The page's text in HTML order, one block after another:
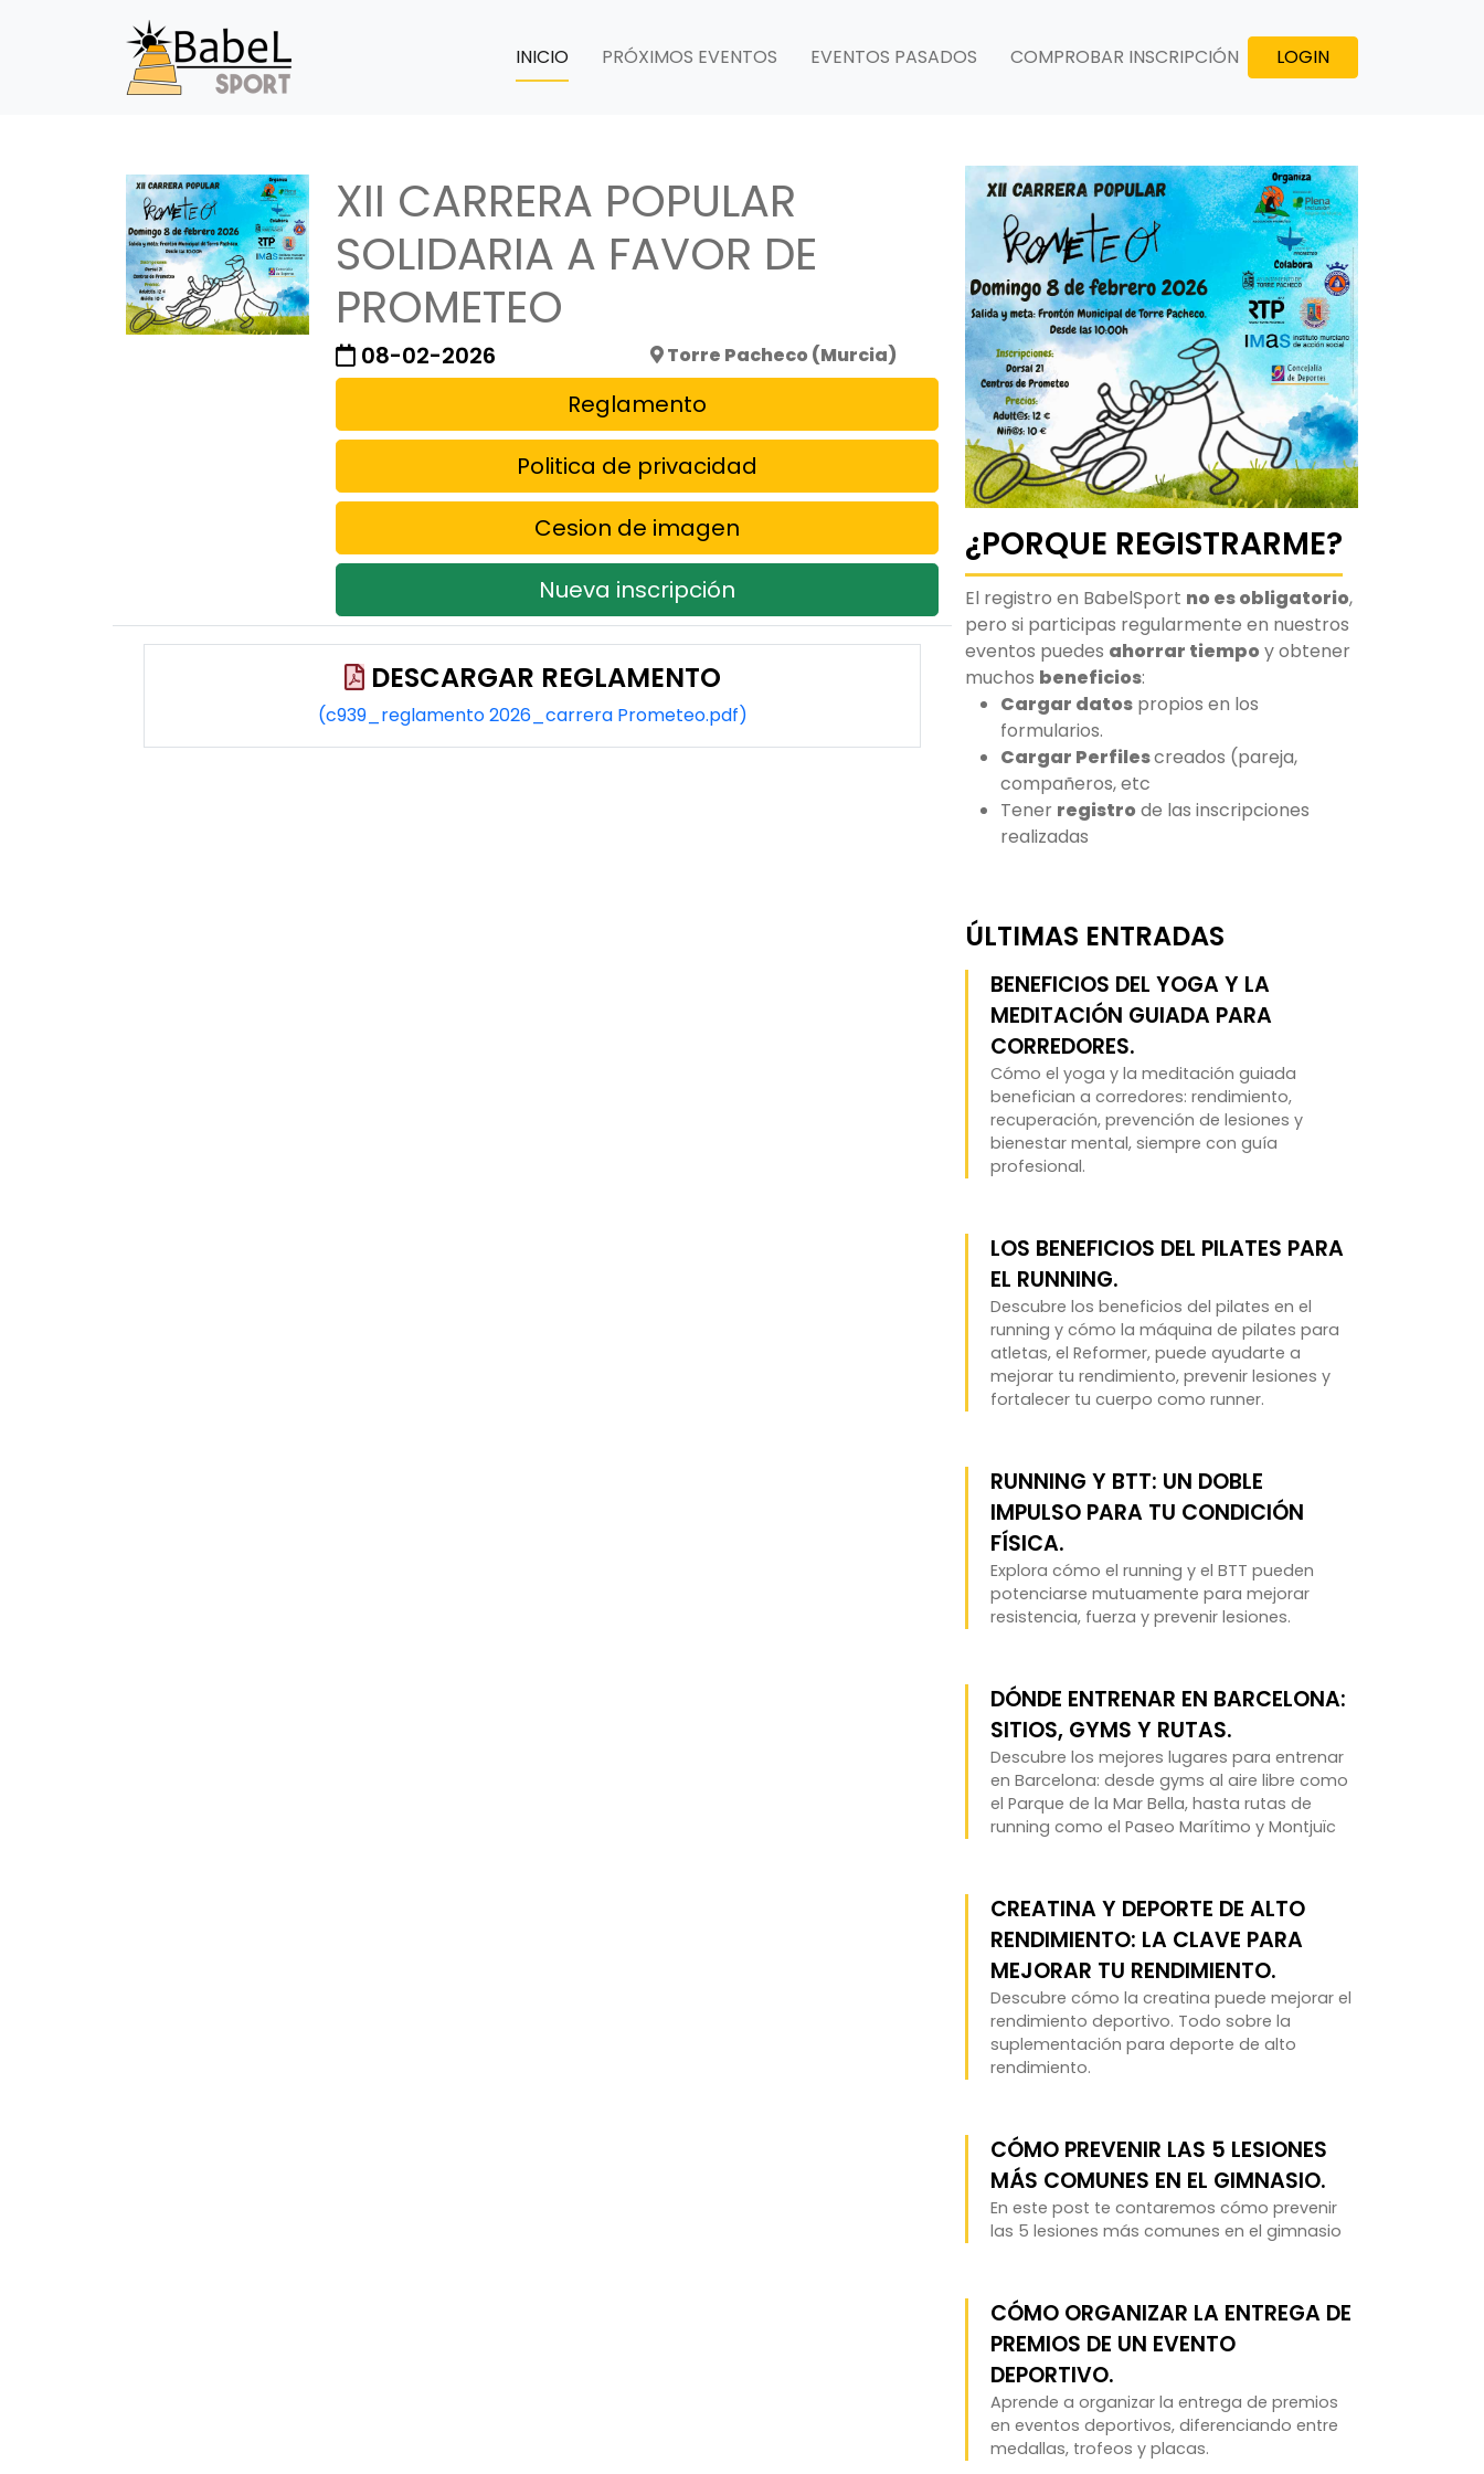
INICIO PRÓXIMOS EVENTOS EVENTOS PASADOS COMPROBAR INSCRIPCIÓN LOGIN
XII CARRERA POPULAR
SOLIDARIA A FAVOR DE
PROMETEO
08-02-2026 Torre Pacheco (Murcia)
Reglamento
Politica de privacidad
Cesion de imagen
Nueva inscripción
DESCARGAR REGLAMENTO
(c939_reglamento 2026_carrera Prometeo.pdf)
¿PORQUE REGISTRARME?
El registro en BabelSport no es obligatorio,
pero si participas regularmente en nuestros
eventos puedes ahorrar tiempo y obtener
muchos beneficios:
Cargar datos propios en los
formularios.
Cargar Perfilescreados (pareja,
compañeros, etc
Tener registro de las inscripciones
realizadas
ÚLTIMAS ENTRADAS
BENEFICIOS DEL YOGA Y LA
MEDITACIÓN GUIADA PARA
CORREDORES.
Cómo el yoga y la meditación guiada
benefician a corredores: rendimiento,
recuperación, prevención de lesiones y
bienestar mental, siempre con guía
profesional.
LOS BENEFICIOS DEL PILATES PARA
EL RUNNING.
Descubre los beneficios del pilates en el
running y cómo la máquina de pilates para
atletas, el Reformer, puede ayudarte a
mejorar tu rendimiento, prevenir lesiones y
fortalecer tu cuerpo como runner.
RUNNING Y BTT: UN DOBLE
IMPULSO PARA TU CONDICIÓN
FÍSICA.
Explora cómo el running y el BTT pueden
potenciarse mutuamente para mejorar
resistencia, fuerza y prevenir lesiones.
DÓNDE ENTRENAR EN BARCELONA:
SITIOS, GYMS Y RUTAS.
Descubre los mejores lugares para entrenar
en Barcelona: desde gyms al aire libre como
el Parque de la Mar Bella, hasta rutas de
running como el Paseo Marítimo y Montjuïc
CREATINA Y DEPORTE DE ALTO
RENDIMIENTO: LA CLAVE PARA
MEJORAR TU RENDIMIENTO.
Descubre cómo la creatina puede mejorar el
rendimiento deportivo. Todo sobre la
suplementación para deporte de alto
rendimiento.
CÓMO PREVENIR LAS 5 LESIONES
MÁS COMUNES EN EL GIMNASIO.
En este post te contaremos cómo prevenir
las 5 lesiones más comunes en el gimnasio
CÓMO ORGANIZAR LA ENTREGA DE
PREMIOS DE UN EVENTO
DEPORTIVO.
Aprende a organizar la entrega de premios
en eventos deportivos, diferenciando entre
medallas, trofeos y placas.